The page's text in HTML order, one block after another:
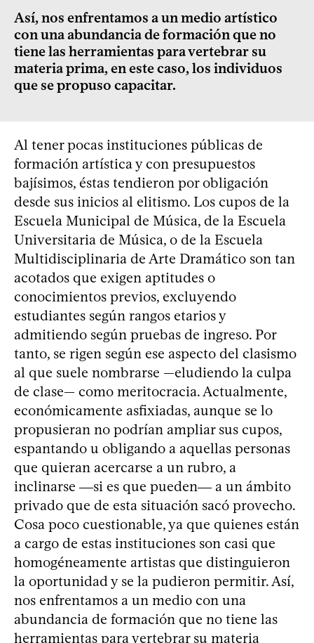
Así, nos enfrentamos a un medio artístico
con una abundancia de formación que no
tiene las herramientas para vertebrar su
materia prima, en este caso, los individuos
que se propuso capacitar.
Al tener pocas instituciones públicas de
formación artística y con presupuestos
bajísimos, éstas tendieron por obligación
desde sus inicios al elitismo. Los cupos de la
Escuela Municipal de Música, de la Escuela
Universitaria de Música, o de la Escuela
Multidisciplinaria de Arte Dramático son tan
acotados que exigen aptitudes o
conocimientos previos, excluyendo
estudiantes según rangos etarios y
admitiendo según pruebas de ingreso. Por
tanto, se rigen según ese aspecto del clasismo
al que suele nombrarse —eludiendo la culpa
de clase— como meritocracia. Actualmente,
económicamente asfixiadas, aunque se lo
propusieran no podrían ampliar sus cupos,
espantando u obligando a aquellas personas
que quieran acercarse a un rubro, a
inclinarse ―si es que pueden― a un ámbito
privado que de esta situación sacó provecho.
Cosa poco cuestionable, ya que quienes están
a cargo de estas instituciones son casi que
homogéneamente artistas que distinguieron
la oportunidad y se la pudieron permitir. Así,
nos enfrentamos a un medio con una
abundancia de formación que no tiene las
herramientas para vertebrar su materia